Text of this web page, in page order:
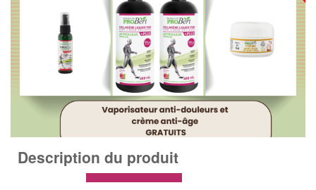
Description du produit